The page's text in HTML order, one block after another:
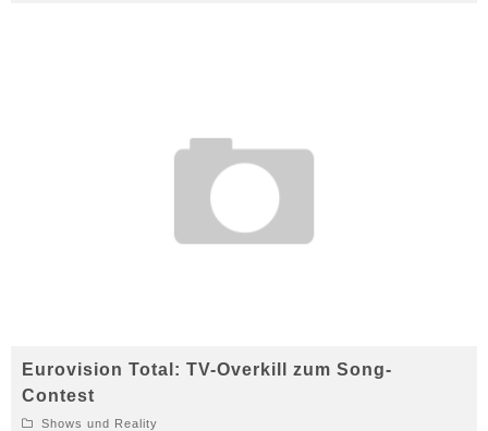
Eurovision Total: TV-Overkill zum Song-
Contest
Shows und Reality